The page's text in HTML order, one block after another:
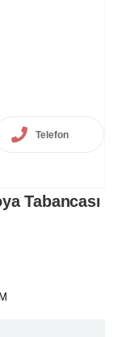
Telefon
Tabancası